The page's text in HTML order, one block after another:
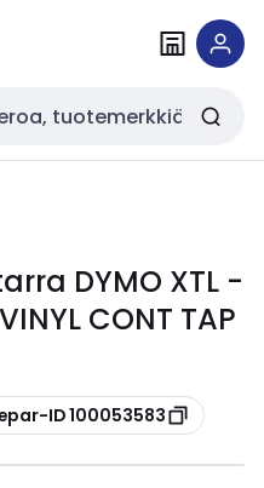
DYMO XTL -
CONT TAP
ID 100053583